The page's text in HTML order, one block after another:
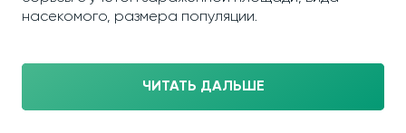
насекомого, размера популяции.
ЧИТАТЬ ДАЛЬШЕ